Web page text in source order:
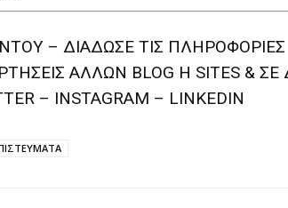
– ΔΙΑΔΩΣΕ ΤΙΣ ΠΛΗΡΟΦΟΡΙΕΣ
ΑΛΛΩΝ BLOG H SITES &
– INSTAGRAM – LINKEDIN